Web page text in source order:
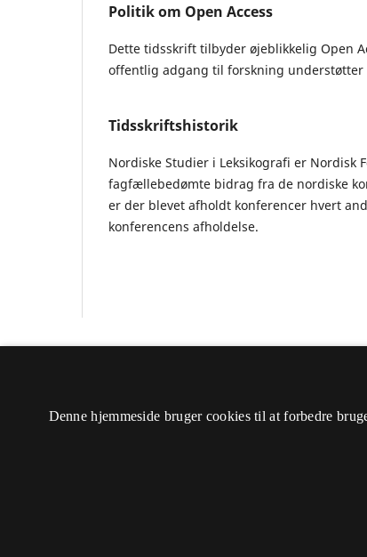
Politik om Open Access
Dette tidsskrift tilbyder øjeblikkelig Open
offentlig adgang til forskning
Tidsskriftshistorik
Nordiske Studier i Leksikografi er Nordisk
fagfællebedømte bidrag fra de nordiske
er der blevet afholdt konferencer hvert
konferencens afholdelse.
ISSN 2246-7823 (Online)
Denne hjemmeside bruger cookies til at forbedre